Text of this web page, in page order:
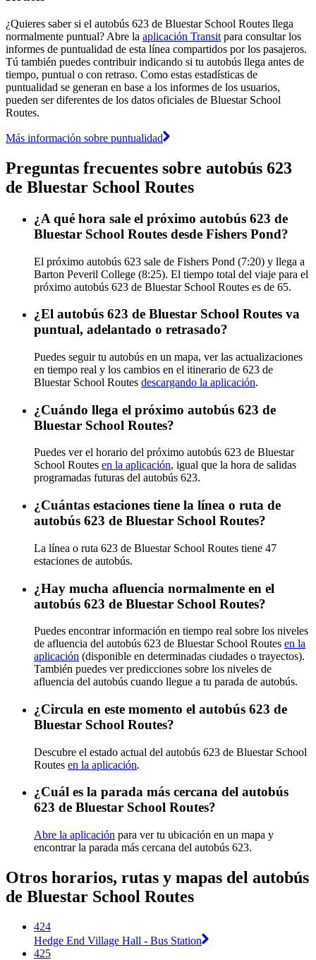
¿Quieres saber si el autobús 623 de Bluestar School Routes llega
normalmente puntual? Abre la aplicación Transit para consultar los
informes de puntualidad de esta línea compartidos por los pasajeros.
Tú también puedes contribuir indicando si tu autobús llega antes de
tiempo, puntual o con retraso. Como estas estadísticas de
puntualidad se generan en base a los informes de los usuarios,
pueden ser diferentes de los datos oficiales de Bluestar School
Routes.
Más información sobre puntualidad
Preguntas frecuentes sobre autobús 623
de Bluestar School Routes
¿A qué hora sale el próximo autobús 623 de
Bluestar School Routes desde Fishers Pond?
El próximo autobús 623 sale de Fishers Pond (7:20) y llega a
Barton Peveril College (8:25). El tiempo total del viaje para el
próximo autobús 623 de Bluestar School Routes es de 65.
¿El autobús 623 de Bluestar School Routes va
puntual, adelantado o retrasado?
Puedes seguir tu autobús en un mapa, ver las actualizaciones
en tiempo real y los cambios en el itinerario de 623 de
Bluestar School Routes descargando la aplicación.
¿Cuándo llega el próximo autobús 623 de
Bluestar School Routes?
Puedes ver el horario del próximo autobús 623 de Bluestar
School Routes en la aplicación, igual que la hora de salidas
programadas futuras del autobús 623.
¿Cuántas estaciones tiene la línea o ruta de
autobús 623 de Bluestar School Routes?
La línea o ruta 623 de Bluestar School Routes tiene 47
estaciones de autobús.
¿Hay mucha afluencia normalmente en el
autobús 623 de Bluestar School Routes?
Puedes encontrar información en tiempo real sobre los niveles
de afluencia del autobús 623 de Bluestar School Routes en la
aplicación (disponible en determinadas ciudades o trayectos).
También puedes ver predicciones sobre los niveles de
afluencia del autobús cuando llegue a tu parada de autobús.
¿Circula en este momento el autobús 623 de
Bluestar School Routes?
Descubre el estado actual del autobús 623 de Bluestar School
Routes en la aplicación.
¿Cuál es la parada más cercana del autobús
623 de Bluestar School Routes?
Abre la aplicación para ver tu ubicación en un mapa y
encontrar la parada más cercana del autobús 623.
Otros horarios, rutas y mapas del autobús
de Bluestar School Routes
424
Hedge End Village Hall - Bus Station
425